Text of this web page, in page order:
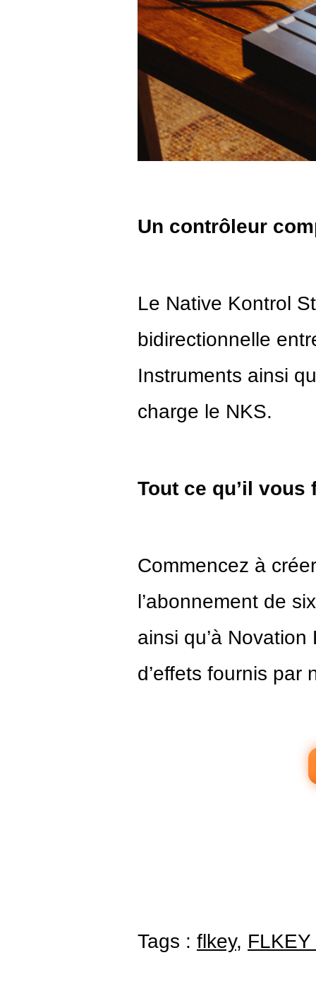
Un contrôleur
Le Native Kontrol
bidirectionnelle
Instruments ainsi
charge le NKS.
Tout ce qu’il
Commencez à
l’abonnement de
ainsi qu’à
d’effets fournis par
Tags : flkey, FLKEY